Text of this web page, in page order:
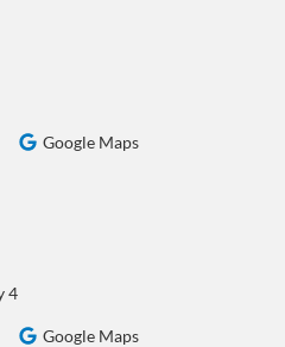
Google Maps
4
Google Maps